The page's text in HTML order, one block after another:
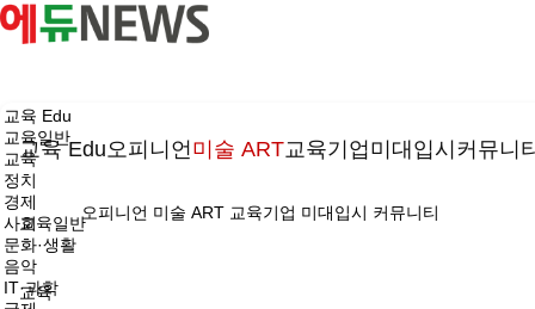
교육 Edu
교육일반
교육
오피니언미술 ART교육기업 미대입시 커뮤니
교육 Edu
교육일반
교육
정치
경제
사회
문화·생활
음악
IT·과학
오피니언 미술 ART 교육기업 미대입시 커뮤니티